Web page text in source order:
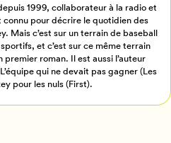
1999, collaborateur à la radio et
pour décrire le quotidien des
Mais c’est sur un terrain de baseball
et c’est sur ce même terrain
premier roman. Il est aussi l’auteur
qui ne devait pas gagner (Les
pour les nuls (First).